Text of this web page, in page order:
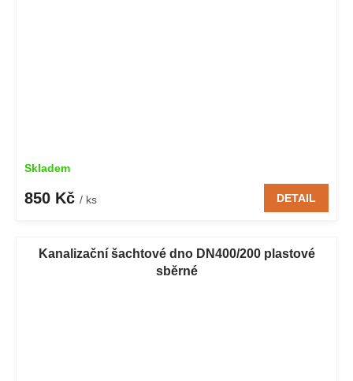
Skladem
850 Kč / ks DETAIL
Kanalizační šachtové dno DN400/200 plastové
sběrné